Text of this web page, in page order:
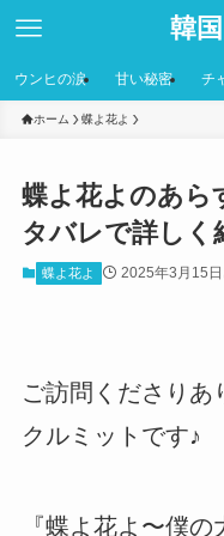
韓
ウンヒの涙 甘い秘密 チ
ホーム 蝶よ花よ
蝶よ花よのあら
タバレで詳しく
蝶よ花よ 2025年3月15日
ご訪問くださりあ
クルミットです♪
『蝶よ花よ〜僕